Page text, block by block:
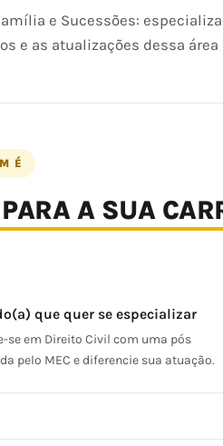
e Sucessões:
e as atualizações dessa
É
A SUA
que quer se especializar
se em Direito Civil com uma pós
pelo MEC e diferencie sua atuação.